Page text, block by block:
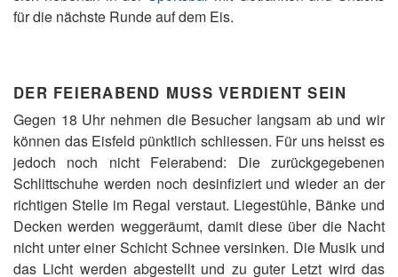
für die nächste Runde auf dem Eis.
DER FEIERABEND MUSS VERDIENT SEIN
Gegen 18 Uhr nehmen die Besucher langsam ab und wir
können das Eisfeld pünktlich schliessen. Für uns heisst es
jedoch noch nicht Feierabend: Die zurückgegebenen
Schlittschuhe werden noch desinfiziert und wieder an der
richtigen Stelle im Regal verstaut. Liegestühle, Bänke und
Decken werden weggeräumt, damit diese über die Nacht
nicht unter einer Schicht Schnee versinken. Die Musik und
das Licht werden abgestellt und zu guter Letzt wird das